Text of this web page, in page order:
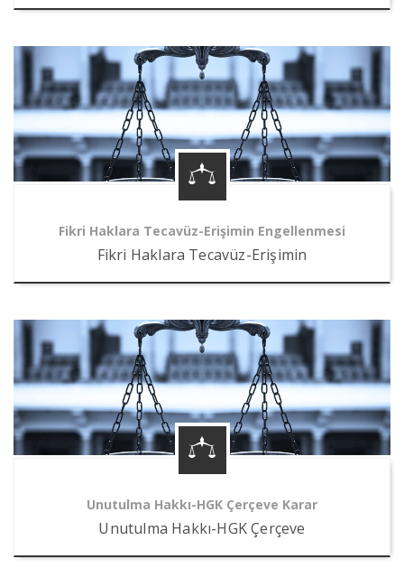
Fikri Haklara Tecavüz-Erişimin Engellenmesi
Fikri Haklara Tecavüz-Erişimin
Unutulma Hakkı-HGK Çerçeve Karar
Unutulma Hakkı-HGK Çerçeve